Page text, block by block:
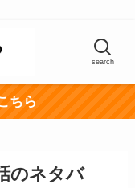
search
ちら
のネタバ